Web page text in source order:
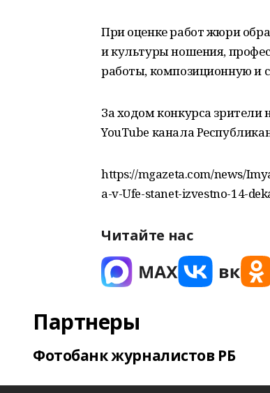
При оценке работ жюри
и культуры ношения,
работы, композиционную и
За ходом конкурса
YouTube канала
https://mgazeta.com/news/
a-v-Ufe-stanet-izvestno-14-
Читайте нас
Партнеры
Фотобанк журналистов РБ